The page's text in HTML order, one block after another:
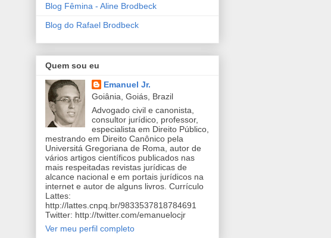
Blog Fêmina - Aline Brodbeck
Blog do Rafael Brodbeck
Quem sou eu
Emanuel Jr.
Goiânia, Goiás, Brazil
Advogado civil e canonista,
consultor jurídico, professor,
especialista em Direito Público,
mestrando em Direito Canônico pela
Universitá Gregoriana de Roma, autor de
vários artigos científicos publicados nas
mais respeitadas revistas jurídicas de
alcance nacional e em portais jurídicos na
internet e autor de alguns livros. Currículo
Lattes:
http://lattes.cnpq.br/9833537818784691
Twitter: http://twitter.com/emanuelocjr
Ver meu perfil completo